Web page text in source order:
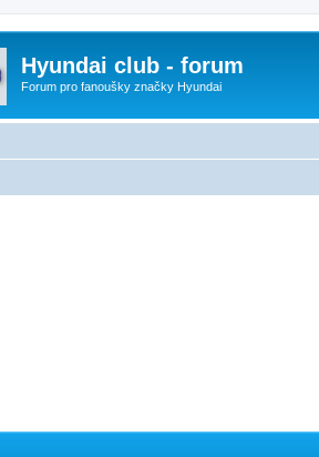
Hyundai club - forum
Forum pro fanoušky značky Hyundai